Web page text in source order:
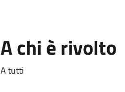
A chi è rivolto
A tutti